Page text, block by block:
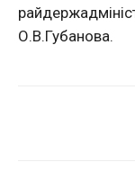
О.В.Губанова.